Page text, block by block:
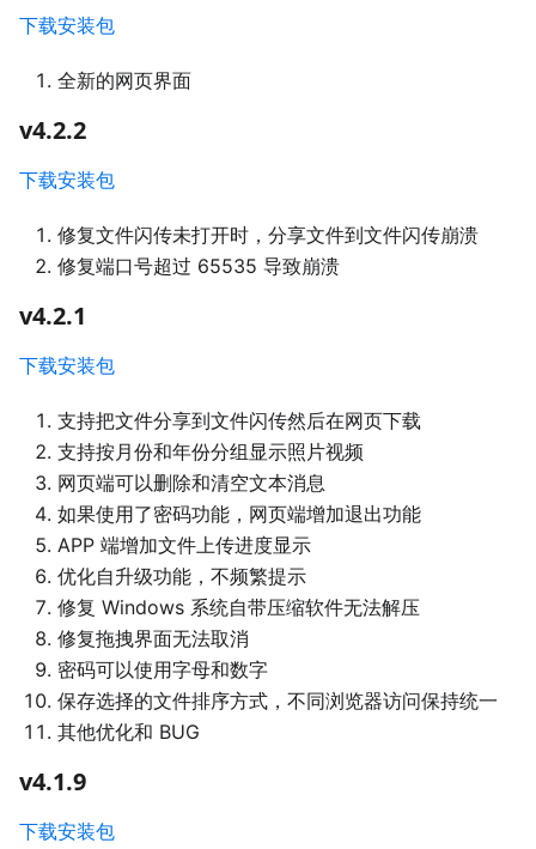
下载安装包
全新的网页界面
v4.2.2
下载安装包
修复文件闪传未打开时，分享文件到文件闪传崩溃
修复端口号超过 65535 导致崩溃
v4.2.1
下载安装包
支持把文件分享到文件闪传然后在网页下载
支持按月份和年份分组显示照片视频
网页端可以删除和清空文本消息
如果使用了密码功能，网页端增加退出功能
APP 端增加文件上传进度显示
优化自升级功能，不频繁提示
修复 Windows 系统自带压缩软件无法解压
修复拖拽界面无法取消
密码可以使用字母和数字
保存选择的文件排序方式，不同浏览器访问保持统一
其他优化和 BUG
v4.1.9
下载安装包